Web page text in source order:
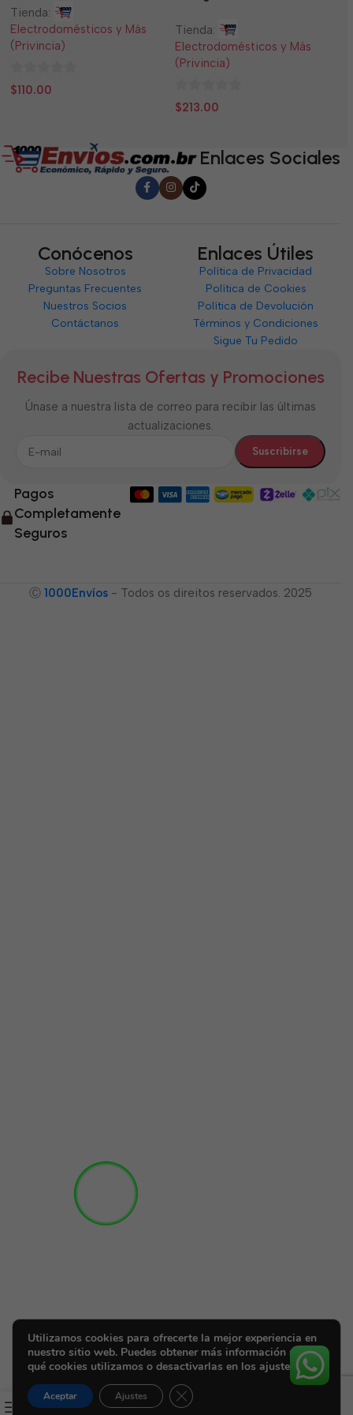
Tienda:
Electrodomésticos y Más
(Privincia)
0
$110.00
Tienda:
Electrodomésticos y Más
(Privincia)
0
$213.00
Enlaces Sociales
Conócenos
Sobre Nosotros
Preguntas Frecuentes
Nuestros Socios
Contáctanos
Enlaces Útiles
Política de Privacidad
Política de Cookies
Política de Devolución
Términos y Condiciones
Sigue Tu Pedido
Recibe Nuestras Ofertas y Promociones
Únase a nuestra lista de correo para recibir las últimas
actualizaciones.
Pagos
Completamente
Seguros
Ⓒ 1000Envíos - Todos os direitos reservados. 2025
Utilizamos cookies para ofrecerte la mejor experiencia en
nuestro sitio web. Puedes obtener más información sobre
qué cookies utilizamos o desactivarlas en los ajustes.
Aceptar Ajustes Cerrar el banner de cookies RGPD